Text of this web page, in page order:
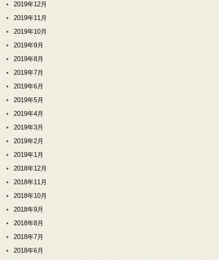
2019年12月
2019年11月
2019年10月
2019年9月
2019年8月
2019年7月
2019年6月
2019年5月
2019年4月
2019年3月
2019年2月
2019年1月
2018年12月
2018年11月
2018年10月
2018年9月
2018年8月
2018年7月
2018年6月